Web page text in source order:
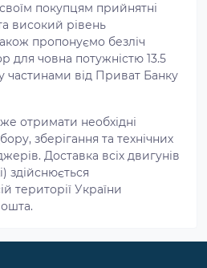
покупцям прийнятні
високий рівень
пропонуємо безліч
для човна потужністю 13.5
частинами від Приват Банку
отримати необхідні
зберігання та технічних
Доставка всіх двигунів
здійснюється
України